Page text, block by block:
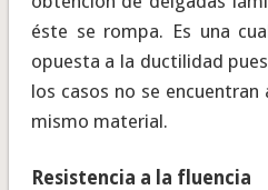
éste se rompa. Es una
opuesta a la ductilidad
los casos no se encuentran
mismo material.
Resistencia a la fluencia